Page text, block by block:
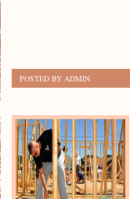
POSTED BY ADMIN